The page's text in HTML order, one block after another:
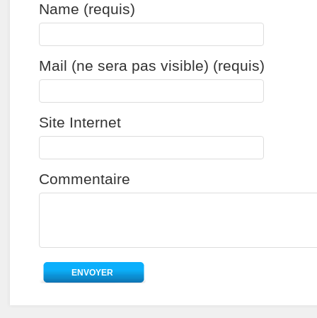
Name (requis)
Mail (ne sera pas visible) (requis)
Site Internet
Commentaire